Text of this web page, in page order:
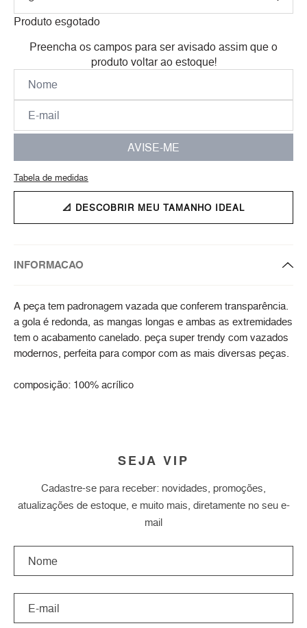
Produto esgotado
Preencha os campos para ser avisado assim que o
produto voltar ao estoque!
AVISE-ME
Tabela de medidas
📐 DESCOBRIR MEU TAMANHO IDEAL
INFORMACAO
A peça tem padronagem vazada que conferem transparência.
a gola é redonda, as mangas longas e ambas as extremidades
tem o acabamento canelado. peça super trendy com vazados
modernos, perfeita para compor com as mais diversas peças.
composição: 100% acrílico
SEJA VIP
Cadastre-se para receber: novidades, promoções,
atualizações de estoque, e muito mais, diretamente no seu e-
mail